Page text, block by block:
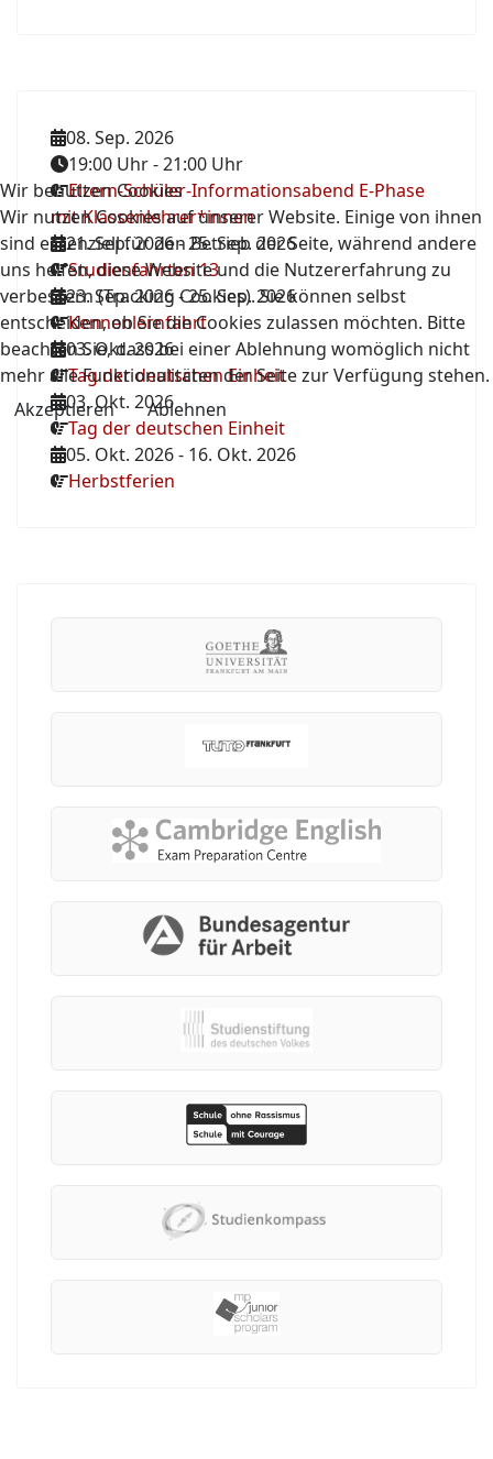
08. Sep. 2026
19:00 Uhr-21:00 Uhr
Eltern-Schüler-Informationsabend E-Phase
mit Klassenlehrer*innen
21. Sep. 2026-25. Sep. 2026
Studienfahrten 13
23. Sep. 2026-25. Sep. 2026
Kennenlernfahrt
03. Okt. 2026
Tag der deutschen Einheit
03. Okt. 2026
Tag der deutschen Einheit
05. Okt. 2026- 16. Okt. 2026
Herbstferien
Wir benutzen Cookies
Wir nutzen Cookies auf unserer Website. Einige von ihnen
sind essenziell für den Betrieb der Seite, während andere
uns helfen, diese Website und die Nutzererfahrung zu
verbessern (Tracking Cookies). Sie können selbst
entscheiden, ob Sie die Cookies zulassen möchten. Bitte
beachten Sie, dass bei einer Ablehnung womöglich nicht
mehr alle Funktionalitäten der Seite zur Verfügung stehen.
Akzeptieren
Ablehnen